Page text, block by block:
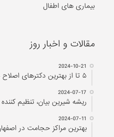
بیماری های اطفال
مقالات و اخبار روز
2024-10-21
۵ تا از بهترین دکتر‌های اصلاح مزاج در مشهد را بشناسید!
2024-07-17
ریشه شیرین بیان، تنظیم
2024-07-11
بهترین مراکز حجامت در